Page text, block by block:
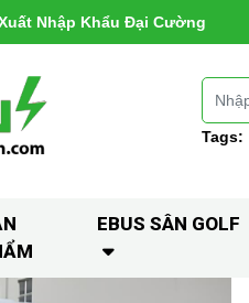
Nhập Khẩu Đại Cường
Tags:
EBUS SÂN GOLF